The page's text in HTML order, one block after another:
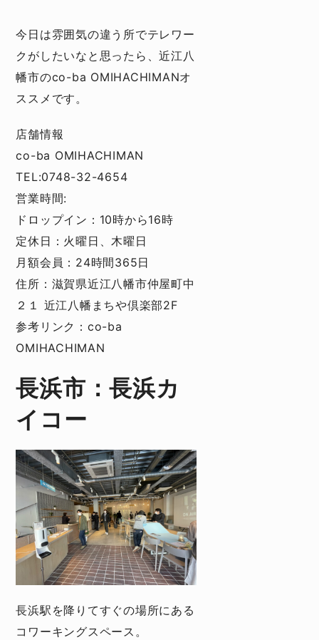
今日は雰囲気の違う所でテレワー
クがしたいなと思ったら、近江八
幡市のco-ba OMIHACHIMANオ
ススメです。
店舗情報
co-ba OMIHACHIMAN
TEL:0748-32-4654
営業時間:
ドロップイン：10時から16時
定休日：火曜日、木曜日
月額会員：24時間365日
住所：滋賀県近江八幡市仲屋町中
２１ 近江八幡まちや倶楽部2F
参考リンク： co-ba
OMIHACHIMAN
長浜市：長浜カ
イコー
長浜駅を降りてすぐの場所にある
コワーキングスペース。